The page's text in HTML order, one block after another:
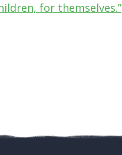
for themselves.”